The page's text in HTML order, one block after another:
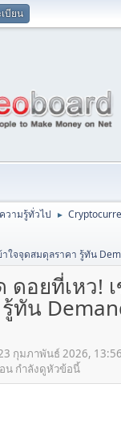
บียน
ความรู้ทั่วไป ►
าใจจุดสมดุลราคา รู้ทัน
ดอยที่เหว!
ทัน
กุมภาพันธ์ 2026,
น กำลังดูหัวข้อนี้